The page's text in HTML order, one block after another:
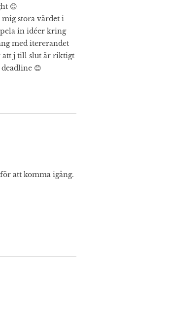
😊
stora värdet i
in idéer kring
med itererandet
att j till slut är riktigt
😊
att komma igång.